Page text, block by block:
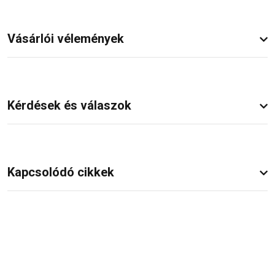
Vásárlói vélemények
Kérdések és válaszok
Kapcsolódó cikkek